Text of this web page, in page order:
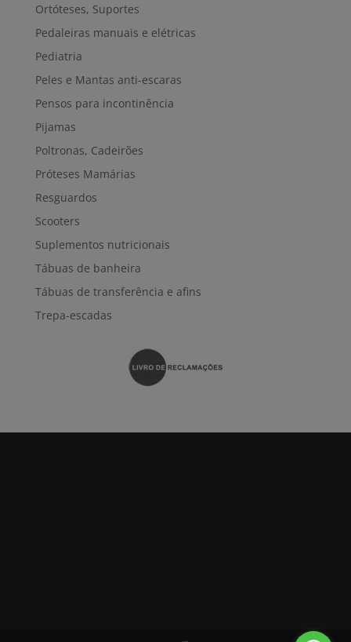
Ortóteses, Suportes
Pedaleiras manuais e elétricas
Pediatria
Peles e Mantas anti-escaras
Pensos para incontinência
Pijamas
Poltronas, Cadeirões
Próteses Mamárias
Resguardos
Scooters
Suplementos nutricionais
Tábuas de banheira
Tábuas de transferência e afins
Trepa-escadas